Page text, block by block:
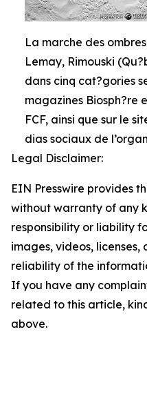
La marche des
Lemay, Rimouski
dans cinq cat?gories
magazines Biosph?re
FCF, ainsi que sur le
dias sociaux de
Legal Disclaimer:
EIN Presswire provides
without warranty of any
responsibility or liability
images, videos,
reliability of the
If you have any
related to this article,
above.